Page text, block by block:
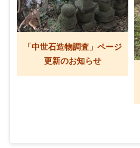
「中世石造物調査」ページ
更新のお知らせ